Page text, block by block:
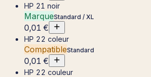
HP 21 noir
MarqueStandard / XL
0,01 €
HP 22 coleur
CompatibleStandard
0,01 €
HP 22 couleur